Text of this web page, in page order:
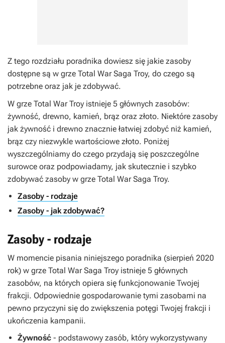
Z tego rozdziału poradnika dowiesz się jakie zasoby
dostępne są w grze Total War Saga Troy, do czego są
potrzebne oraz jak je zdobywać.
W grze Total War Troy istnieje 5 głównych zasobów:
żywność, drewno, kamień, brąz oraz złoto. Niektóre zasoby
jak żywność i drewno znacznie łatwiej zdobyć niż kamień,
brąz czy niezwykle wartościowe złoto. Poniżej
wyszczególniamy do czego przydają się poszczególne
surowce oraz podpowiadamy, jak skutecznie i szybko
zdobywać zasoby w grze Total War Saga Troy.
Zasoby - rodzaje
Zasoby - jak zdobywać?
Zasoby - rodzaje
W momencie pisania niniejszego poradnika (sierpień 2020
rok) w grze Total War Saga Troy istnieje 5 głównych
zasobów, na których opiera się funkcjonowanie Twojej
frakcji. Odpowiednie gospodarowanie tymi zasobami na
pewno przyczyni się do zwiększenia potęgi Twojej frakcji i
ukończenia kampanii.
Żywność - podstawowy zasób, który wykorzystywany